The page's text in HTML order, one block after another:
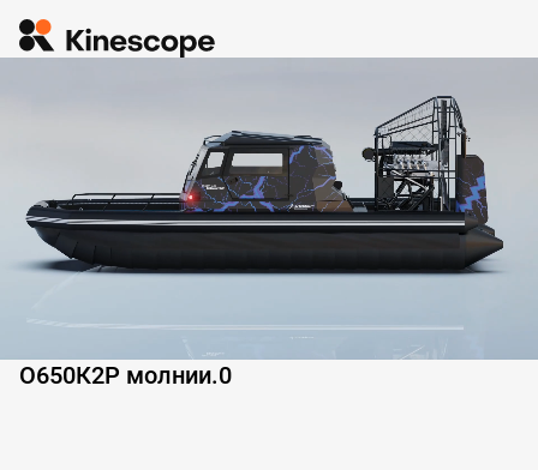
О650К2Р молнии.0